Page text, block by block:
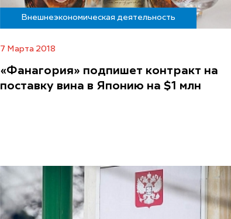
Внешнеэкономическая деятельность
7 Марта 2018
«Фанагория» подпишет контракт на
поставку вина в Японию на $1 млн